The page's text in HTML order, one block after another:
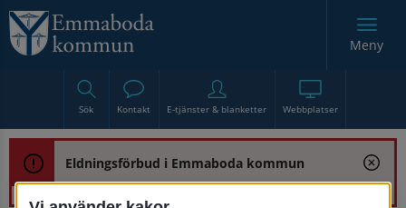
Sök Kontakt E-tjänster & blanketter Webbplatser
Meny
Eldningsförbud i Emmaboda kommun